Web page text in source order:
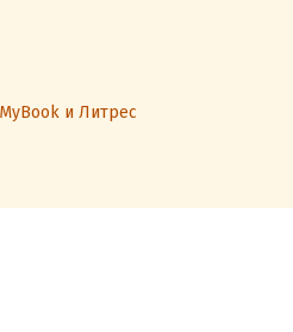
и Литрес